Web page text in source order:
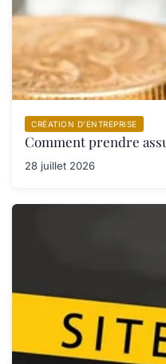
CRÉATION D’ENTREPRISE
Comment prendre
28 juillet 2026